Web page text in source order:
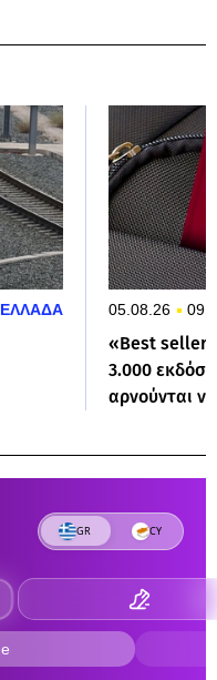
ΕΛΛΑΔΑ 05.08.26
«Best seller»
3.000
αρνούνται